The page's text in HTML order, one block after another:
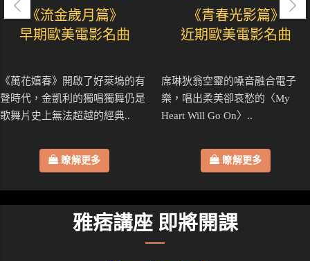
《流金歲月篇》
早期歐美電影名曲
《萬花嬉春》開啟了好萊塢的有
聲時代，金凱利的獨唱獨舞仍是
歌舞片史上無法超越的經典..
瞭解更多
《青春光影篇》
近期歐美電影名曲
席琳狄翁空靈的嗓音融合電子
樂，唱出柔美卻哀愁的〈My
Heart Will Go On〉..
瞭解更多
雅痞講座 即將開課